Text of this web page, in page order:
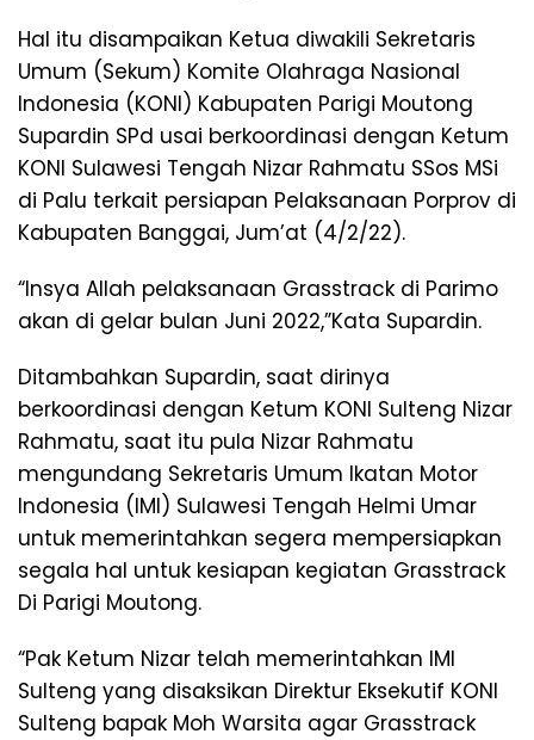
Hal itu disampaikan Ketua diwakili Sekretaris
Umum (Sekum) Komite Olahraga Nasional
Indonesia (KONI) Kabupaten Parigi Moutong
Supardin SPd usai berkoordinasi dengan Ketum
KONI Sulawesi Tengah Nizar Rahmatu SSos MSi
di Palu terkait persiapan Pelaksanaan Porprov di
Kabupaten Banggai, Jum’at (4/2/22).
“Insya Allah pelaksanaan Grasstrack di Parimo
akan di gelar bulan Juni 2022,”Kata Supardin.
Ditambahkan Supardin, saat dirinya
berkoordinasi dengan Ketum KONI Sulteng Nizar
Rahmatu, saat itu pula Nizar Rahmatu
mengundang Sekretaris Umum Ikatan Motor
Indonesia (IMI) Sulawesi Tengah Helmi Umar
untuk memerintahkan segera mempersiapkan
segala hal untuk kesiapan kegiatan Grasstrack
Di Parigi Moutong.
“Pak Ketum Nizar telah memerintahkan IMI
Sulteng yang disaksikan Direktur Eksekutif KONI
Sulteng bapak Moh Warsita agar Grasstrack